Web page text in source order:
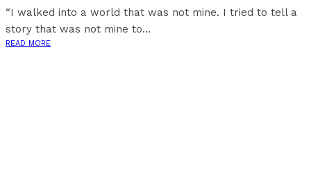
“I walked into a world that was not mine. I tried to tell a
story that was not mine to...
READ MORE